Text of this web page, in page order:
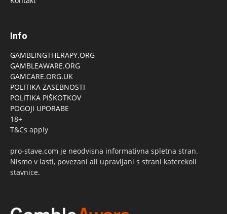
Info
GAMBLINGTHERAPY.ORG
GAMBLEAWARE.ORG
GAMCARE.ORG.UK
POLITIKA ZASEBNOSTI
POLITIKA PIŠKOTKOV
POGOJI UPORABE
18+
T&Cs apply
pro-stave.com je neodvisna informativna spletna stran.
Nismo v lasti, povezani ali upravljani s strani katerekoli
stavnice.